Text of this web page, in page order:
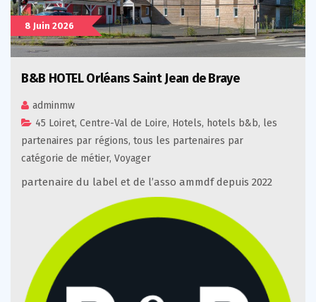
8 Juin 2026
B&B HOTEL Orléans Saint Jean de Braye
adminmw
45 Loiret, Centre-Val de Loire, Hotels, hotels b&b, les
partenaires par régions, tous les partenaires par
catégorie de métier, Voyager
partenaire du label et de l’asso ammdf depuis 2022